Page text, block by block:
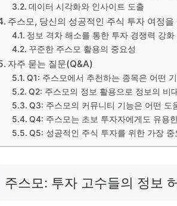
데이터 시각화와 인사이트 도출
주스모, 당신의 성공적인 주식 투자 여정
정보 격차 해소를 통한 투자 경쟁력 강화
꾸준한 주스모 활용의 중요성
자주 묻는 질문(Q&A)
Q1: 주스모에서 추천하는 종목은 어떤
Q2: 주스모의 정보 활용으로 정보의 비
Q3: 주스모의 커뮤니티 기능은 어떤 도
Q4: 주스모는 초보 투자자에게도 유용
Q5: 성공적인 주식 투자를 위한 가장
주스모: 투자 고수들의 정보